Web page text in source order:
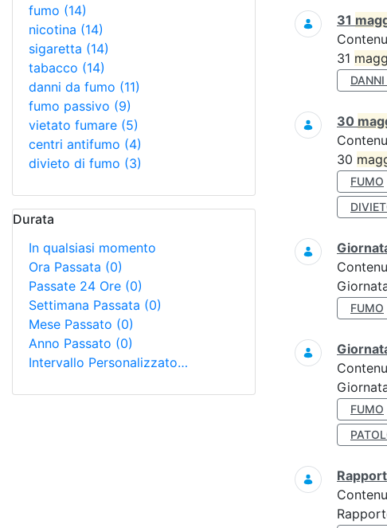
fumo (14)
nicotina (14)
sigaretta (14)
tabacco (14)
danni da fumo (11)
fumo passivo (9)
vietato fumare (5)
centri antifumo (4)
divieto di fumo (3)
Durata
In qualsiasi momento
Ora Passata (0)
Passate 24 Ore (0)
Settimana Passata (0)
Mese Passato (0)
Anno Passato (0)
Intervallo Personalizzato…
31
31
30
30
FUMO
FUMO
FUMO